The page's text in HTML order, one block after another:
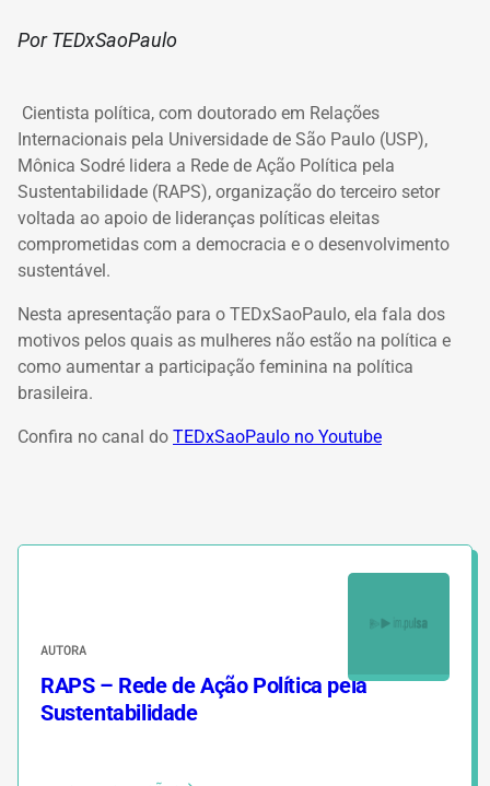
Por TEDxSaoPaulo
Cientista política, com doutorado em Relações
Internacionais pela Universidade de São Paulo (USP),
Mônica Sodré lidera a Rede de Ação Política pela
Sustentabilidade (RAPS), organização do terceiro setor
voltada ao apoio de lideranças políticas eleitas
comprometidas com a democracia e o desenvolvimento
sustentável.
Nesta apresentação para o TEDxSaoPaulo, ela fala dos
motivos pelos quais as mulheres não estão na política e
como aumentar a participação feminina na política
brasileira.
Confira no canal do TEDxSaoPaulo no Youtube
AUTORA
RAPS – Rede de Ação Política pela
Sustentabilidade